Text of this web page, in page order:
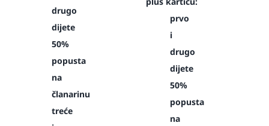
drugo
dijete
50%
popusta
na
članarinu
treće
prvo
i
drugo
dijete
50%
popusta
na